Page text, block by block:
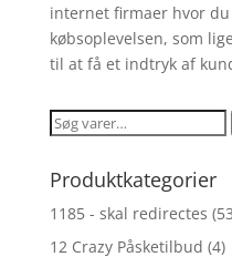
internet firmaer hvor
købsoplevelsen, som
til at få et indtryk af
Søg
Produktkategorier
1185 - skal redirectes
12 Crazy Påsketilbud (4)